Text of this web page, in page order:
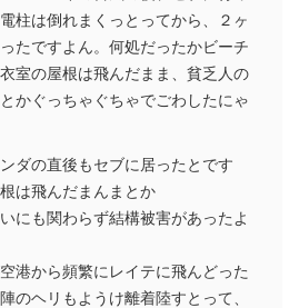
柱は倒れまくっとってから、２ヶ
たですよん。何処だったかビーチ
室の屋根は飛んだまま、貧乏人の
かぐっちゃぐちゃでごわしたにゃ
ダの直後もセブに居ったとです
は飛んだまんまとか
にも関わらず結構被害があったよ
港から頻繁にレイテに飛んどった
のヘリもようけ離着陸すとって、